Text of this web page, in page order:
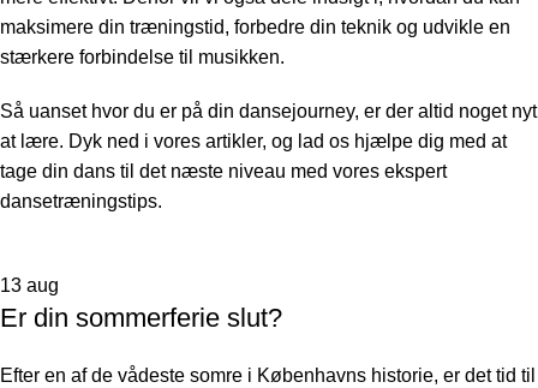
maksimere din træningstid, forbedre din teknik og udvikle en
stærkere forbindelse til musikken.
Så uanset hvor du er på din dansejourney, er der altid noget nyt
at lære. Dyk ned i vores artikler, og lad os hjælpe dig med at
tage din dans til det næste niveau med vores ekspert
dansetræningstips.
13 aug
Er din sommerferie slut?
Efter en af de vådeste somre i Københavns historie, er det tid til